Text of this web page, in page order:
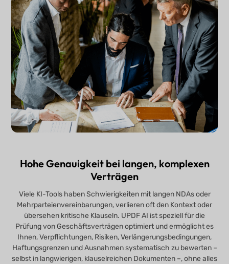
Hohe Genauigkeit bei langen, komplexen
Verträgen
Viele KI-Tools haben Schwierigkeiten mit langen NDAs oder
Mehrparteienvereinbarungen, verlieren oft den Kontext oder
übersehen kritische Klauseln. UPDF AI ist speziell für die
Prüfung von Geschäftsverträgen optimiert und ermöglicht es
Ihnen, Verpflichtungen, Risiken, Verlängerungsbedingungen,
Haftungsgrenzen und Ausnahmen systematisch zu bewerten –
selbst in langwierigen, klauselreichen Dokumenten –, ohne alles